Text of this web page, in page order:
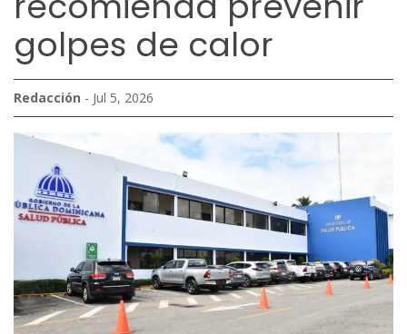
golpes de calor
Redacción - Jul 5, 2026